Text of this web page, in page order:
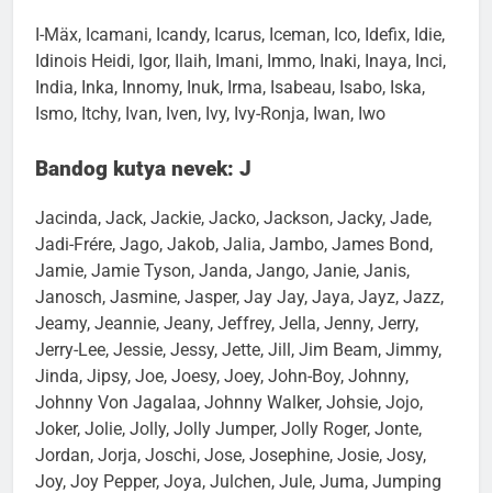
I-Mäx, Icamani, Icandy, Icarus, Iceman, Ico, Idefix, Idie,
Idinois Heidi, Igor, Ilaih, Imani, Immo, Inaki, Inaya, Inci,
India, Inka, Innomy, Inuk, Irma, Isabeau, Isabo, Iska,
Ismo, Itchy, Ivan, Iven, Ivy, Ivy-Ronja, Iwan, Iwo
Bandog kutya nevek: J
Jacinda, Jack, Jackie, Jacko, Jackson, Jacky, Jade,
Jadi-Frére, Jago, Jakob, Jalia, Jambo, James Bond,
Jamie, Jamie Tyson, Janda, Jango, Janie, Janis,
Janosch, Jasmine, Jasper, Jay Jay, Jaya, Jayz, Jazz,
Jeamy, Jeannie, Jeany, Jeffrey, Jella, Jenny, Jerry,
Jerry-Lee, Jessie, Jessy, Jette, Jill, Jim Beam, Jimmy,
Jinda, Jipsy, Joe, Joesy, Joey, John-Boy, Johnny,
Johnny Von Jagalaa, Johnny Walker, Johsie, Jojo,
Joker, Jolie, Jolly, Jolly Jumper, Jolly Roger, Jonte,
Jordan, Jorja, Joschi, Jose, Josephine, Josie, Josy,
Joy, Joy Pepper, Joya, Julchen, Jule, Juma, Jumping